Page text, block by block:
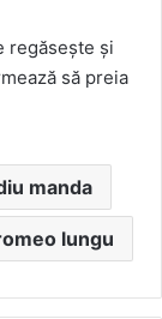
regăsește și
să preia
manda
lungu